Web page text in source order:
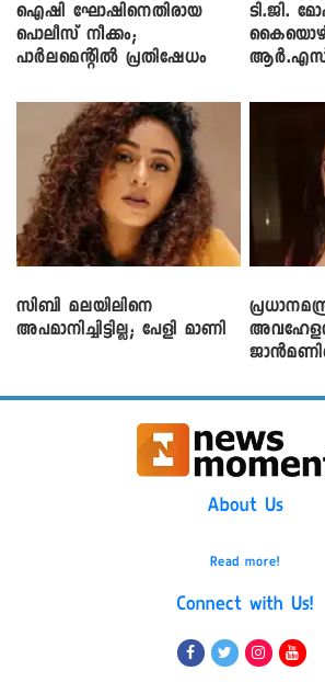
ഐഷി ഘോഷിനെതിരായ
പൊലീസ് നീക്കം;
പാര്‍ലമെന്റിൽ പ്രതിഷേധം
ടി.ജി.
സിബി മലയിലിനെ
അപമാനിച്ചിട്ടില്ല; പേളി മാണി
About Us
Read more!
Connect with Us!
മഴക്കെടുതി;
ലക്ഷം